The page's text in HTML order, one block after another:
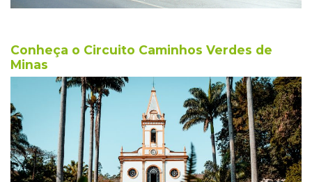
Conheça o Circuito Caminhos Verdes de
Minas